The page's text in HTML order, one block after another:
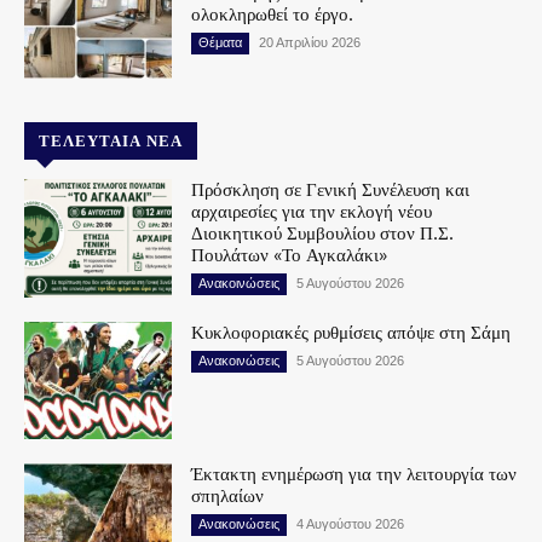
ολοκληρωθεί το έργο.
Θέματα 20 Απριλίου 2026
ΤΕΛΕΥΤΑΊΑ ΝΈΑ
Πρόσκληση σε Γενική Συνέλευση και
αρχαιρεσίες για την εκλογή νέου
Διοικητικού Συμβουλίου στον Π.Σ.
Πουλάτων «Το Αγκαλάκι»
Ανακοινώσεις 5 Αυγούστου 2026
Κυκλοφοριακές ρυθμίσεις απόψε στη Σάμη
Ανακοινώσεις 5 Αυγούστου 2026
Έκτακτη ενημέρωση για την λειτουργία των
σπηλαίων
Ανακοινώσεις 4 Αυγούστου 2026